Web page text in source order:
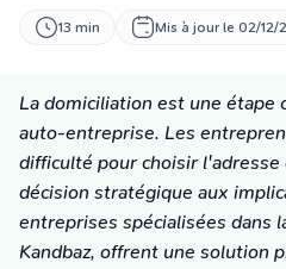
Statut auto-entrepreneur
Programmes de Formation
L’académie
Tarifs
13 min Mis à jour le 02/12/
La domiciliation est une étape
auto-entreprise. Les
difficulté pour choisir l'adresse
décision stratégique aux
entreprises spécialisées dans
Kandbaz, offrent une solution